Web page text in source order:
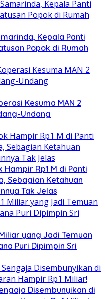
Kepala Panti
Popok di Rumah
Kesuma MAN 2
Undang
Rp1 M di Panti
Sebagian Ketahuan
Tak Jelas
yang Jadi Temuan
Puri Dipimpin Sri
Disembunyikan di